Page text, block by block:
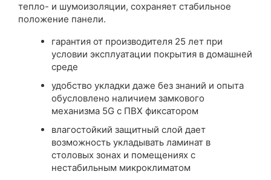
тепло- и шумоизоляции, сохраняет стабильное
положение панели.
гарантия от производителя 25 лет при
условии эксплуатации покрытия в домашней
среде
удобство укладки даже без знаний и опыта
обусловлено наличием замкового
механизма 5G с ПВХ фиксатором
влагостойкий защитный слой дает
возможность укладывать ламинат в
столовых зонах и помещениях с
нестабильным микроклиматом